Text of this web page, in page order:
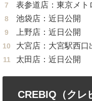
表参道店：東京メト
池袋店：近日公開
上野店：近日公開
大宮店：大宮駅西口
太田店：近日公開
CREBIQ（クレ